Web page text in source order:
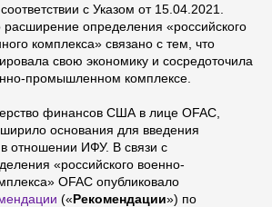
с Указом от 15.04.2021.
расширение определения «российского
комплекса» связано с тем, что
свою экономику и сосредоточила
промышленном комплексе.
финансов США в лице OFAC,
основания для введения
отношении ИФУ. В связи с
«российского военно-
OFAC опубликовало
(«Рекомендации») по